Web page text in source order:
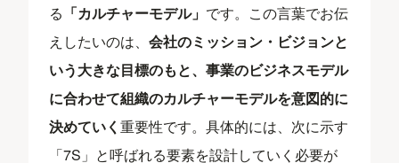
る 「カルチャーモデル」 です。この言葉でお伝
えしたいのは、会社のミッション・ビジョンと
いう大きな目標のもと、事業のビジネスモデル
に合わせて組織のカルチャーモデルを意図的に
決めていく重要性です。具体的には、次に示す
「7S」と呼ばれる要素を設計していく必要が